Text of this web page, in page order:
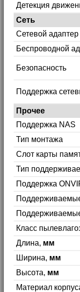
Детекция
Сеть
Сетевой адаптер
Беспроводной
Безопасность
Поддержка
Прочее
Поддержка NAS
Тип монтажа
Слот карты
Тип
Поддержка
Класс
Длина, мм
Ширина, мм
Высота, мм
Материал